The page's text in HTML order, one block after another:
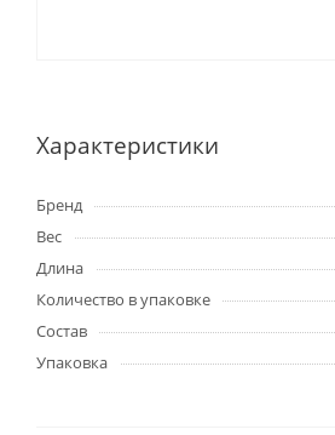
Характеристики
Бренд
Вес
Длина
Количество в упаковке
Состав
Упаковка